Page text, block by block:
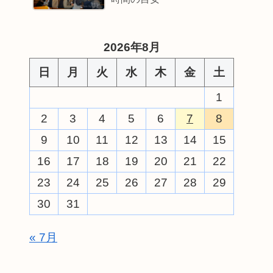
2026年8月
日
月 火 水 木 金
土
1
2
3 4 5 6 7
8
9
10 11 12 13 14
15
16
17 18 19 20 21
22
23
24 25 26 27 28
29
30
31
« 7月